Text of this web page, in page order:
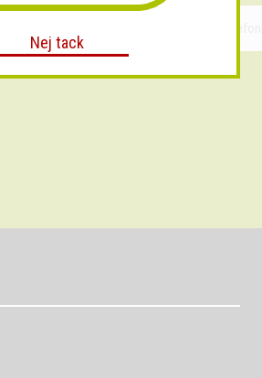
Nej tack